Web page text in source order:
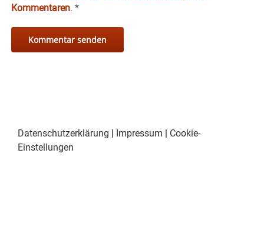
Kommentaren. *
Datenschutzerklärung | Impressum | Cookie-
Einstellungen